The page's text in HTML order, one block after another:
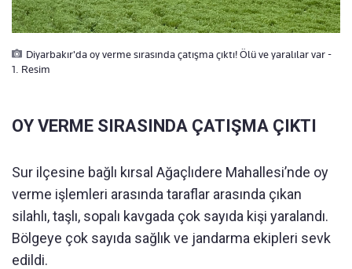
Diyarbakır'da oy verme sırasında çatışma çıktı! Ölü ve yaralılar var -
1. Resim
OY VERME SIRASINDA ÇATIŞMA ÇIKTI
Sur ilçesine bağlı kırsal Ağaçlıdere Mahallesi’nde oy
verme işlemleri arasında taraflar arasında çıkan
silahlı, taşlı, sopalı kavgada çok sayıda kişi yaralandı.
Bölgeye çok sayıda sağlık ve jandarma ekipleri sevk
edildi.